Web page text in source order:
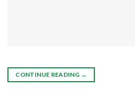
CONTINUE READING →